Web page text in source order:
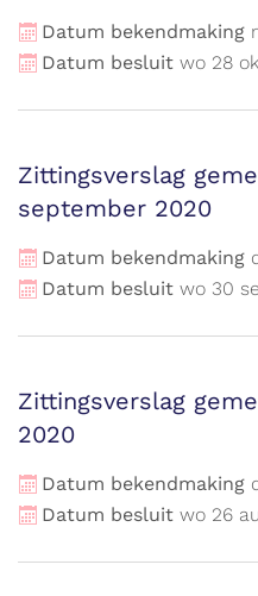
Datum bekendmaking
Datum besluit wo 28
Zittingsverslag
september 2020
Datum bekendmaking
Datum besluit wo 30
Zittingsverslag
2020
Datum bekendmaking
Datum besluit wo 26